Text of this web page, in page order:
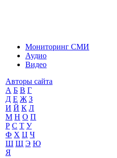
Мониторинг СМИ
Аудио
Видео
Авторы сайта
А Б В Г
Д Е Ж З
И Й К Л
М Н О П
Р С Т У
Ф Х Ц Ч
Ш Щ Э Ю
Я